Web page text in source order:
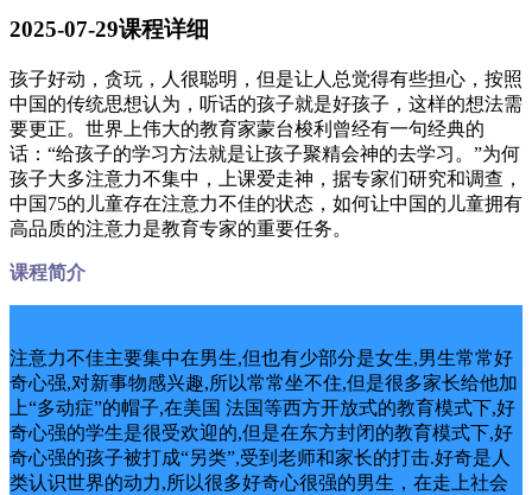
2025-07-29课程详细
孩子好动，贪玩，人很聪明，但是让人总觉得有些担心，按照
中国的传统思想认为，听话的孩子就是好孩子，这样的想法需
要更正。世界上伟大的教育家蒙台梭利曾经有一句经典的
话：“给孩子的学习方法就是让孩子聚精会神的去学习。”为何
孩子大多注意力不集中，上课爱走神，据专家们研究和调查，
中国75的儿童存在注意力不佳的状态，如何让中国的儿童拥有
高品质的注意力是教育专家的重要任务。
课程简介
注意力不佳主要集中在男生,但也有少部分是女生,男生常常好
奇心强,对新事物感兴趣,所以常常坐不住,但是很多家长给他加
上“多动症”的帽子,在美国 法国等西方开放式的教育模式下,好
奇心强的学生是很受欢迎的,但是在东方封闭的教育模式下,好
奇心强的孩子被打成“另类”,受到老师和家长的打击.好奇是人
类认识世界的动力,所以很多好奇心很强的男生，在走上社会